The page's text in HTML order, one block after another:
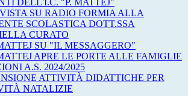
DELL'I.C. "P. MATTEJ"
SU RADIO FORMIA ALLA
SCOLASTICA DOTT.SSA
CURATO
SU "IL MESSAGGERO"
APRE LE PORTE ALLE FAMIGLIE
A.S. 2024/2025
ATTIVITÀ DIDATTICHE PER
NATALIZIE